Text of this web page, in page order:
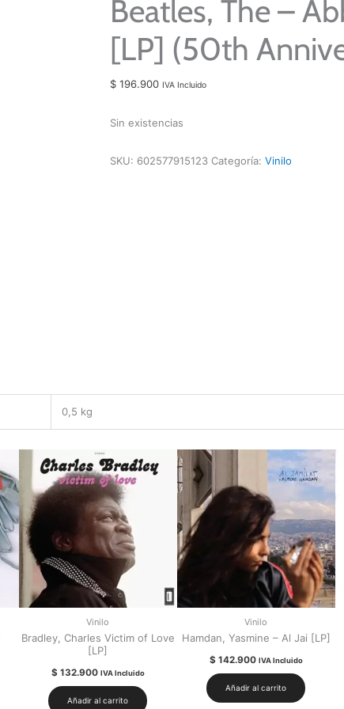
Beatles, The –
[LP] (50th
$ 196.900 IVA Incluido
Sin existencias
SKU: 602577915123 Categoría:Vinilo
0,5 kg
Vinilo
Bradley, Charles Victim of Love
[LP]
$132.900 IVA Incluido
Añadir al carrito
Vinilo
Hamdan, Yasmine – Al Jai [LP]
$142.900 IVA Incluido
Añadir al carrito